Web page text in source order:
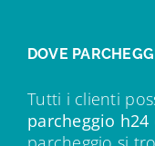
DOVE
Tutti i clienti
parcheggio h24